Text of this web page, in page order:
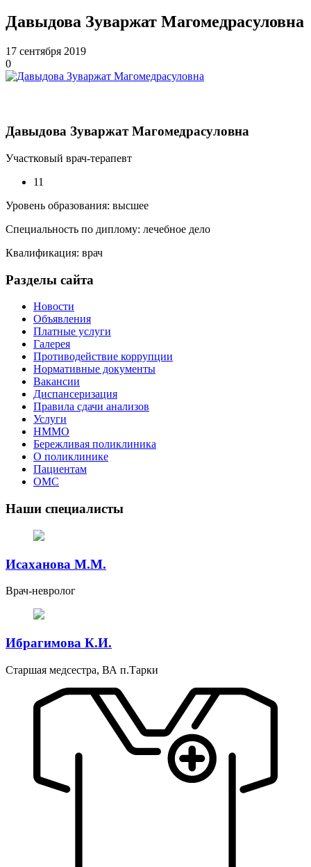
Давыдова Зуваржат Магомедрасуловна
17 сентября 2019
0
Давыдова Зуваржат Магомедрасуловна
Участковый врач-терапевт
11
Уровень образования: высшее
Специальность по диплому: лечебное дело
Квалификация: врач
Разделы сайта
Новости
Объявления
Платные услуги
Галерея
Противодействие коррупции
Нормативные документы
Вакансии
Диспансеризация
Правила сдачи анализов
Услуги
НММО
Бережливая поликлиника
О поликлинике
Пациентам
ОМС
Наши специалисты
Исаханова М.М.
Врач-невролог
Ибрагимова К.И.
Старшая медсестра, ВА п.Тарки